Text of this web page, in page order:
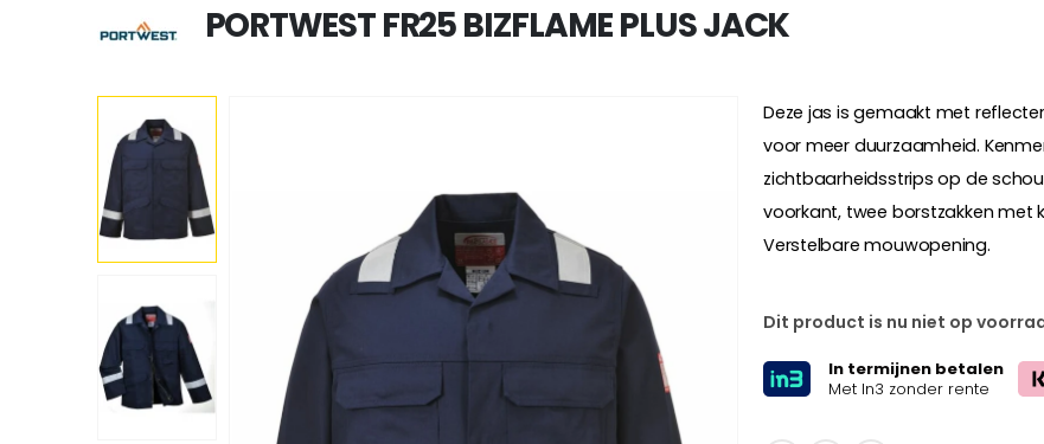
PORTWEST FR25 BIZFLAME PLUS JACK
Deze jas is gemaakt met
voor meer duurzaamheid.
zichtbaarheidsstrips op de
voorkant, twee borstzakken met
Verstelbare mouwopening.
Dit product is nu niet op
In termijnen betalen
Met In3 zonder rente